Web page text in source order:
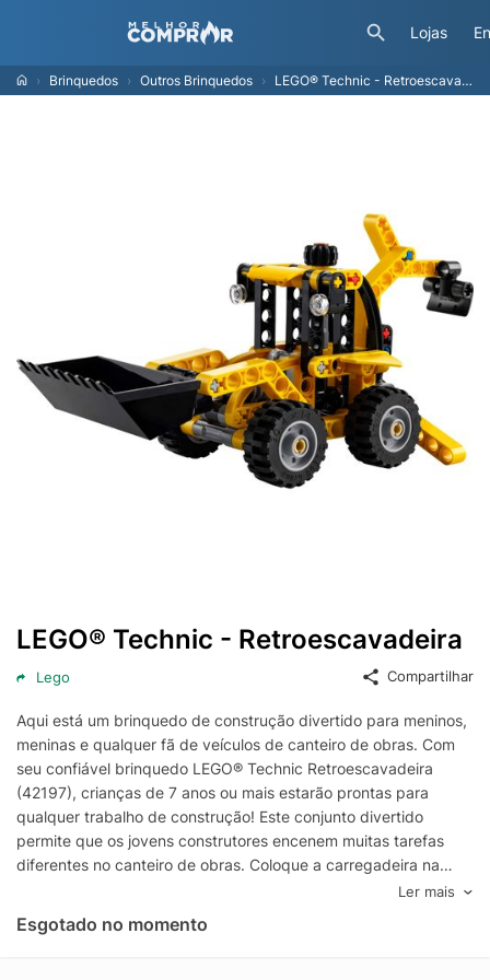
Lojas
Brinquedos Outros Brinquedos LEGO® Technic - Retroescavadeira
LEGO® Technic - Retroescavadeira
Lego Compartilhar
Aqui está um brinquedo de construção divertido para meninos,
meninas e qualquer fã de veículos de canteiro de obras. Com
seu confiável brinquedo LEGO® Technic Retroescavadeira
(42197), crianças de 7 anos ou mais estarão prontas para
qualquer trabalho de construção! Este conjunto divertido
permite que os jovens construtores encenem muitas tarefas
diferentes no canteiro de obras. Coloque a carregadeira na
posição e abaixe os estabilizadores para suporte extra. Gire o
botão para mover a pá frontal para cima e para baixo. Em
seguida, experimente a escavadeira traseira para enfrentar a
Ler mais
Esgotado no momento